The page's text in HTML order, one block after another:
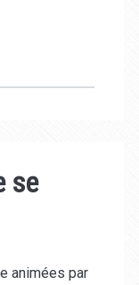
se
animées par